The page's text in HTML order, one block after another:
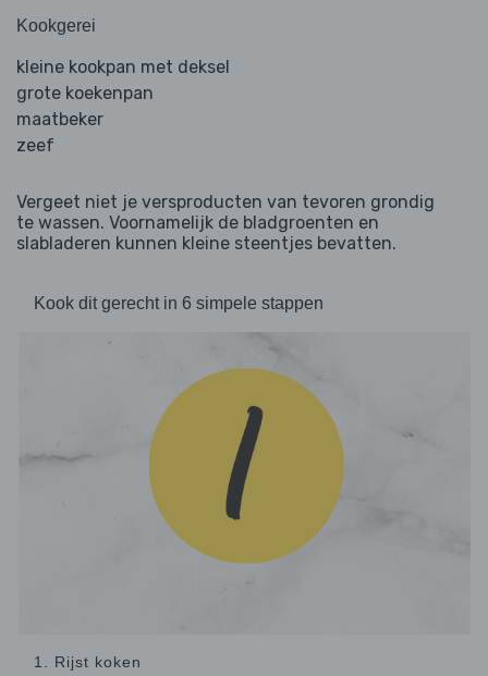
Kookgerei
kleine kookpan met deksel
grote koekenpan
maatbeker
zeef
Vergeet niet je versproducten van tevoren grondig
te wassen. Voornamelijk de bladgroenten en
slabladeren kunnen kleine steentjes bevatten.
Kook dit gerecht in 6 simpele stappen
1. Rijst koken